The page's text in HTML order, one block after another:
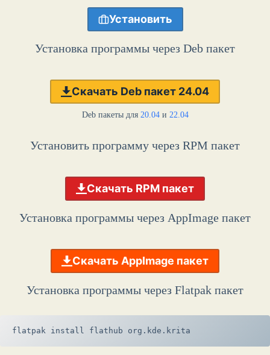
Установить
Установка программы через Deb пакет
Скачать Deb пакет 24.04
Deb пакеты для 20.04и 22.04
Установить программу через RPM пакет
Скачать RPM пакет
Установка программы через AppImage пакет
Скачать AppImage пакет
Установка программы через Flatpak пакет
flatpak install flathub org.kde.krita